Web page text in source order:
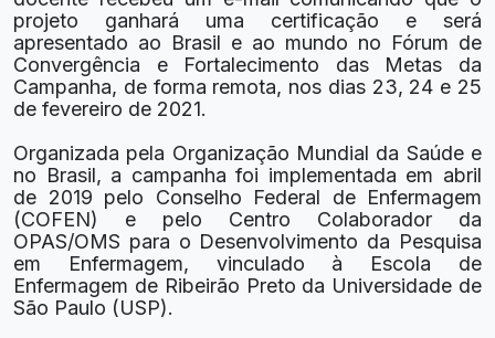
projeto ganhará uma certificação e será
apresentado ao Brasil e ao mundo no Fórum de
Convergência e Fortalecimento das Metas da
Campanha, de forma remota, nos dias 23, 24 e 25
de fevereiro de 2021.
Organizada pela Organização Mundial da Saúde e
no Brasil, a campanha foi implementada em abril
de 2019 pelo Conselho Federal de Enfermagem
(COFEN) e pelo Centro Colaborador da
OPAS/OMS para o Desenvolvimento da Pesquisa
em Enfermagem, vinculado à Escola de
Enfermagem de Ribeirão Preto da Universidade de
São Paulo (USP).